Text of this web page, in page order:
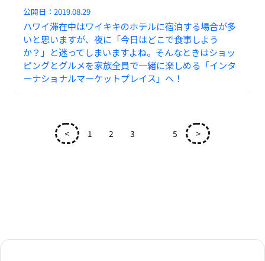
公開日：2019.08.29
ハワイ滞在中はワイキキのホテルに宿泊する場合が多
いと思いますが、夜に「今日はどこで食事しよう
か？」と迷ってしまいますよね。そんなときはショッ
ピングとグルメを家族全員で一緒に楽しめる「インタ
ーナショナルマーケットプレイス」へ！
< 1 2 3 5 >